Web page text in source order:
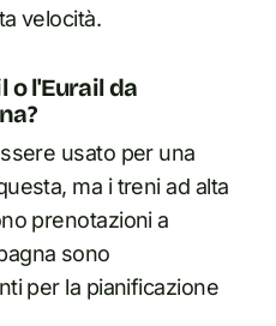
velocità.
o l'Eurail da
usato per una
ma i treni ad alta
prenotazioni a
sono
per la pianificazione